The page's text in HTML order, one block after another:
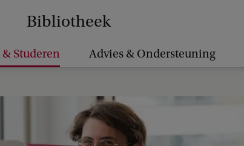
Bibliotheek
Studeren Advies & Ondersteuning